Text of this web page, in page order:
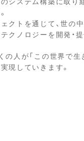
クトを通じて、世の
クノロジーを開発・提
の人が「この世界で生
現していきます。